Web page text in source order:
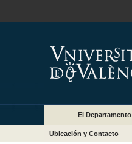
El Departamento
Ubicación y Contacto